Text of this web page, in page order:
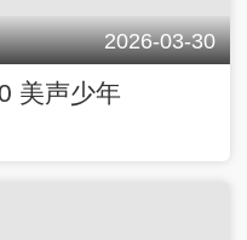
2026-03-30
美声少年